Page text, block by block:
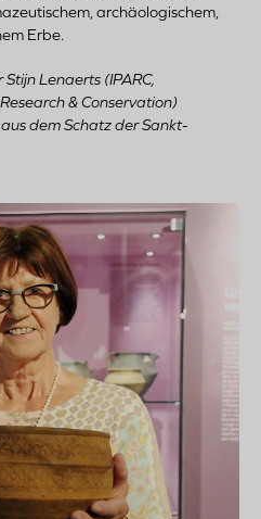
archäologischem,
Erbe.
Lenaerts (IPARC,
& Conservation)
dem Schatz der Sankt-